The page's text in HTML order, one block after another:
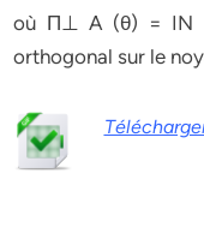
où Π⊥ A (θ) = IN
orthogonal sur le